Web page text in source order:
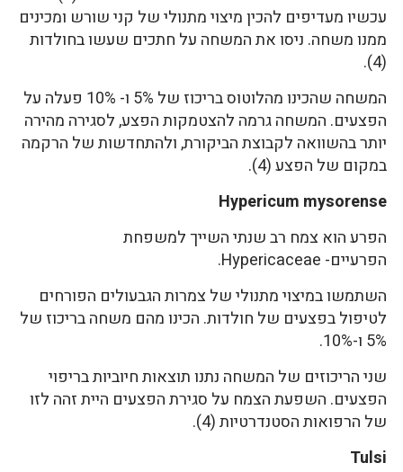
עכשיו מעדיפים להכין מיצוי מתנולי של קני שורש ומכינים
ממנו משחה. ניסו את המשחה על חתכים שעשו בחולדות
(4).
המשחה שהכינו מהלוטוס בריכוז של 5% ו- 10% פעלה על
הפצעים. המשחה גרמה להצטמקות הפצע, לסגירה מהירה
יותר בהשוואה לקבוצת הביקורת, ולהתחדשות של הרקמה
במקום של הפצע (4).
Hypericum mysorense
הפרע הוא צמח רב שנתי השייך למשפחת
הפרעיים- Hypericaceae.
השתמשו במיצוי מתנולי של צמרות הגבעולים הפורחים
לטיפול בפצעים של חולדות. הכינו מהם משחה בריכוז של
5% ו-10%.
שני הריכוזים של המשחה נתנו תוצאות חיוביות בריפוי
הפצעים. השפעת הצמח על סגירת הפצעים היית זהה לזו
של הרפואות הסטנדרטיות (4).
Tulsi